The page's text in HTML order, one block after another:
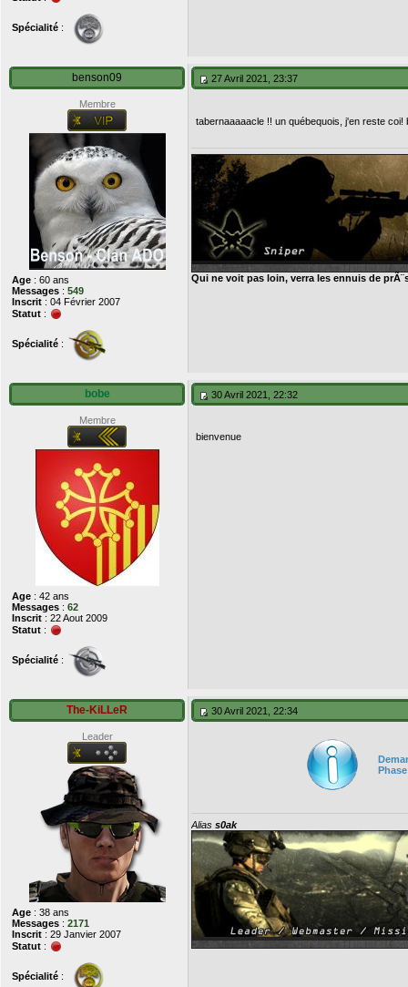
Spécialité :
benson09
Membre
Age : 60 ans
Messages : 549
Inscrit : 04 Février 2007
Statut :
Spécialité :
27 Avril 2021, 23:37
tabernaaaaacle !! un québequois, j'en reste
Qui ne voit pas loin, verra les ennuis de
bobe
Membre
Age : 42 ans
Messages : 62
Inscrit : 22 Aout 2009
Statut :
Spécialité :
30 Avril 2021, 22:32
bienvenue
The-KiLLeR
Leader
Age : 38 ans
Messages : 2171
Inscrit : 29 Janvier 2007
Statut :
Spécialité :
30 Avril 2021, 22:34
Alias s0ak